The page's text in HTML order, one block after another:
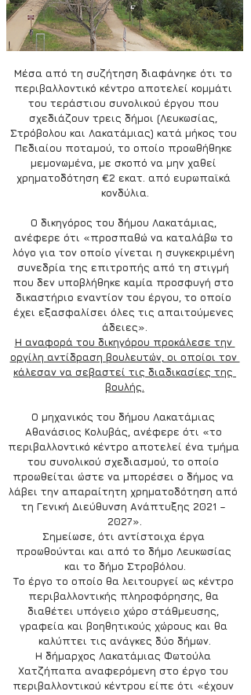
Μέσα από τη συζήτηση διαφάνηκε ότι το
περιβαλλοντικό κέντρο αποτελεί κομμάτι
του τεράστιου συνολικού έργου που
σχεδιάζουν τρεις δήμοι (Λευκωσίας,
Στρόβολου και Λακατάμιας) κατά μήκος του
Πεδιαίου ποταμού, το οποίο προωθήθηκε
μεμονωμένα, με σκοπό να μην χαθεί
χρηματοδότηση €2 εκατ. από ευρωπαϊκά
κονδύλια.
Ο δικηγόρος του δήμου Λακατάμιας,
ανέφερε ότι «προσπαθώ να καταλάβω το
λόγο για τον οποίο γίνεται η συγκεκριμένη
συνεδρία της επιτροπής από τη στιγμή
που δεν υποβλήθηκε καμία προσφυγή στο
δικαστήριο εναντίον του έργου, το οποίο
έχει εξασφαλίσει όλες τις απαιτούμενες
άδειες».
Η αναφορά του δικηγόρου προκάλεσε την
οργίλη αντίδραση βουλευτών, οι οποίοι τον
κάλεσαν να σεβαστεί τις διαδικασίες της
βουλής.
Ο μηχανικός του δήμου Λακατάμιας
Αθανάσιος Κολυβάς, ανέφερε ότι «το
περιβαλλοντικό κέντρο αποτελεί ένα τμήμα
του συνολικού σχεδιασμού, το οποίο
προωθείται ώστε να μπορέσει ο δήμος να
λάβει την απαραίτητη χρηματοδότηση από
τη Γενική Διεύθυνση Ανάπτυξης 2021 –
2027».
Σημείωσε, ότι αντίστοιχα έργα
προωθούνται και από το δήμο Λευκωσίας
και το δήμο Στροβόλου.
Το έργο το οποίο θα λειτουργεί ως κέντρο
περιβαλλοντικής πληροφόρησης, θα
διαθέτει υπόγειο χώρο στάθμευσης,
γραφεία και βοηθητικούς χώρους και θα
καλύπτει τις ανάγκες δύο δήμων.
Η δήμαρχος Λακατάμιας Φωτούλα
Χατζήπαπα αναφερόμενη στο έργο του
περιβαλλοντικού κέντρου είπε ότι «έχουν